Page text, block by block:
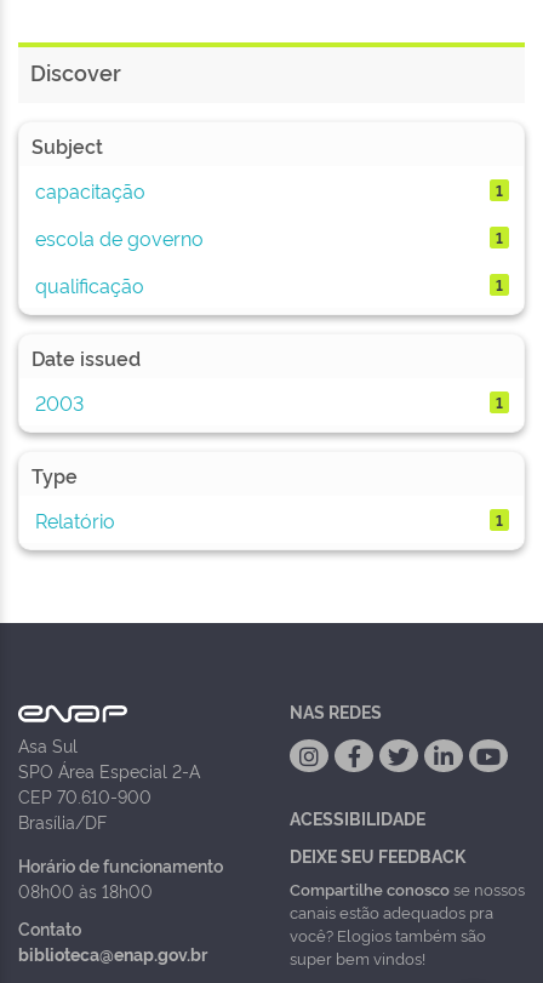
Discover
Subject
capacitação
1
escola de governo 1
qualificação 1
Date issued
2003
1
Type
Relatório
1
Asa Sul
SPO Área Especial 2-A
CEP 70.610-900
Brasília/DF
Horário de funcionamento
08h00 às 18h00
Contato
biblioteca@enap.gov.br
NAS REDES
ACESSIBILIDADE
DEIXE SEU FEEDBACK
Compartilhe conoscose nossos
canais estão adequados pra
você? Elogios também são
super bem vindos!